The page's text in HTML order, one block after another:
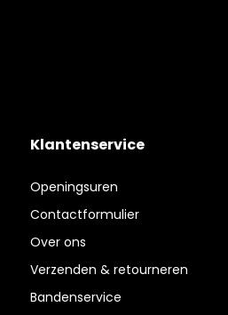
Klantenservice
Openingsuren
Contactformulier
Over ons
Verzenden & retourneren
Bandenservice